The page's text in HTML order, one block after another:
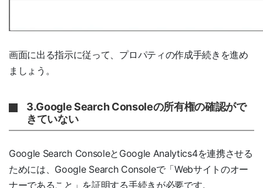
画面に出る指示に従って、プロパティの作成手続きを進め
ましょう。
3.Google Search Consoleの所有権の確認がで
きていない
Google Search ConsoleとGoogle Analytics4を連携させる
ためには、Google Search Consoleで「Webサイトのオー
ナーであること」を証明する手続きが必要です。